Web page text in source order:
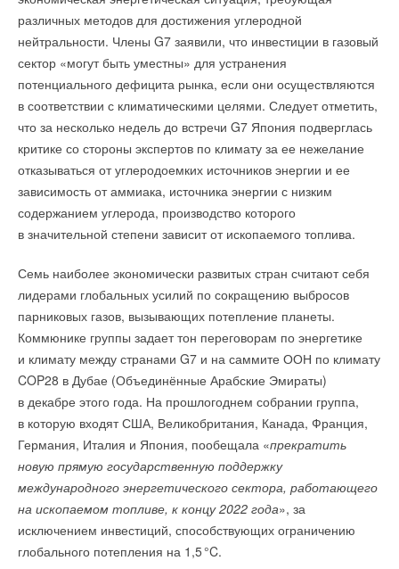
различных методов для достижения углеродной
нейтральности. Члены G7 заявили, что инвестиции в газовый
сектор «могут быть уместны» для устранения
потенциального дефицита рынка, если они осуществляются
в соответствии с климатическими целями. Следует отметить,
что за несколько недель до встречи G7 Япония подверглась
критике со стороны экспертов по климату за ее нежелание
отказываться от углеродоемких источников энергии и ее
зависимость от аммиака, источника энергии с низким
содержанием углерода, производство которого
в значительной степени зависит от ископаемого топлива.
Семь наиболее экономически развитых стран считают себя
лидерами глобальных усилий по сокращению выбросов
парниковых газов, вызывающих потепление планеты.
Коммюнике группы задает тон переговорам по энергетике
и климату между странами G7 и на саммите ООН по климату
COP28 в Дубае (Объединённые Арабские Эмираты)
в декабре этого года. На прошлогоднем собрании группа,
в которую входят США, Великобритания, Канада, Франция,
Германия, Италия и Япония, пообещала «прекратить
новую прямую государственную поддержку
международного энергетического сектора, работающего
на ископаемом топливе, к концу 2022 года», за
исключением инвестиций, способствующих ограничению
глобального потепления на 1,5°C.
→ Новинка в ассортименте запорной арматуры Uni-Fitt
НОВОСТИ СОК 29 ОКТЯБРЯ 2021
Уведомления отключены
Комментарии
В этой теме еще нет комментариев
Добавить комментарий
Ваше имя *
Ваш E-mail *
Текст комментария
В мире давно предпринимаются усилия по
масштабированию тандемной технологии на основе
перовскита, но пока всё ограничивается лабораторными
образцами, исследователям до сих пор не удавалось
создать надежную высокопроизводительную ячейку за
рамками «тепличных» условий. Перовскит — очень
нестабильный материал, который подвергается
значительной деградации под воздействием света, воздуха
или влаги.
Burger объявил о планах запустить массовое производство
тандемных солнечных ячеек. Одним из партнёров компании
в этом проекте стал Берлинский центр материалов и энергии
имени Гельмгольца (HZB).
ИСТОЧНИК: RENEN.RU
Читайте по теме:
→
В Забайкалье запустили крупнейшую в России
Абагайтуйскую СЭС
НОВОСТИ СОК 7 АВГУСТА 2026
→
Учёные ЮУрГУ создали каскадную установку,
объединяющую солнечную и геотермальную энергию
НОВОСТИ СОК 6 АВГУСТА 2026
→
Тепловые насосы в связке с солнечной генерацией и
накопителем снижают потребление на 60%
площадку
соревнования
НОВОСТИ СОК 29 ИЮЛЯ 2026
Уведомления отключены
Добавить комментарий
Ваше имя *
Ваш E-mail *
Текст комментария
→
Продукция PRO AQUA в новом видеоролике блогера
«Добродушный сантехник»
→
Современные решения PRO AQUA для систем
отопления и водоснабжения
→ Рейтинг шаровых кранов PRO AQUA
НОВОСТИ СОК 21 ФЕВРАЛЯ 2023
Компания PRO AQUA представила шаровой кран с новой
конструкцией
НОВОСТИ СОК 15 ФЕВРАЛЯ 2023
Комментарии
В этой теме еще нет комментариев
Добавить комментарий
Ваше имя *
Ваш E-mail *
Текст комментария
→ Награда «БРИЗ — Климатические системы»
НОВОСТИ СОК 17 ОКТЯБРЯ 2024
Охлаждение ЦОДов: новинки на Форуме ЦОД
НОВОСТИ СОК 24 СЕНТЯБРЯ 2024
→ Видеообзор кондиционера BUSHIDO Inverter
→ Рефнеты с теплоизоляцией для VRF-систем
НОВОСТИ СОК 16 АВГУСТА 2023
Уведомления отключены
Комментарии
В этой теме еще нет комментариев
Добавить комментарий
Ваше имя *
Ваш E-mail *
Текст комментария